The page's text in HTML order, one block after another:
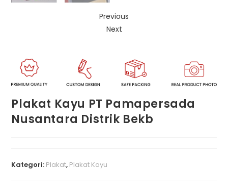
Previous
Next
Plakat Kayu PT Pamapersada
Nusantara Distrik Bekb
Kategori: Plakat, Plakat Kayu